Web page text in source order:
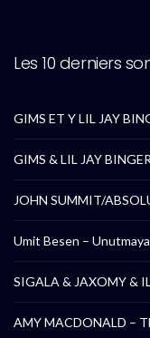
Les 10 derniers
GIMS ET Y LIL JAY
GIMS & LIL JAY
JOHN SUMMIT/
Umit Besen –
SIGALA & JAXOMY &
AMY MACDONALD –